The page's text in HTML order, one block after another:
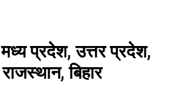
प्रदेश, उत्तर प्रदेश,
राजस्थान, बिहार